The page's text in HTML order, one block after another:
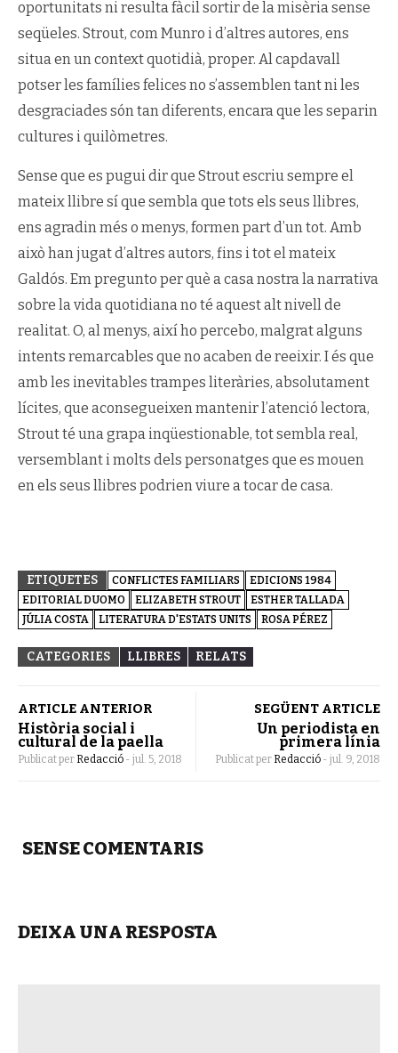
oportunitats ni resulta fàcil sortir de la misèria sense
seqüeles. Strout, com Munro i d’altres autores, ens
situa en un context quotidià, proper. Al capdavall
potser les famílies felices no s’assemblen tant ni les
desgraciades són tan diferents, encara que les separin
cultures i quilòmetres.
Sense que es pugui dir que Strout escriu sempre el
mateix llibre sí que sembla que tots els seus llibres,
ens agradin més o menys, formen part d’un tot. Amb
això han jugat d’altres autors, fins i tot el mateix
Galdós. Em pregunto per què a casa nostra la narrativa
sobre la vida quotidiana no té aquest alt nivell de
realitat. O, al menys, així ho percebo, malgrat alguns
intents remarcables que no acaben de reeixir. I és que
amb les inevitables trampes literàries, absolutament
lícites, que aconsegueixen mantenir l’atenció lectora,
Strout té una grapa inqüestionable, tot sembla real,
versemblant i molts dels personatges que es mouen
en els seus llibres podrien viure a tocar de casa.
ETIQUETES CONFLICTES FAMILIARS
EDICIONS 1984
EDITORIAL DUOMO
ELIZABETH STROUT
ESTHER TALLADA
JÚLIA COSTA
LITERATURA D'ESTATS UNITS ROSA PÉREZ
CATEGORIES LLIBRES RELATS
ARTICLE ANTERIOR
Història social i
cultural de la paella
Publicat per Redacció - jul. 5, 2018
SEGÜENT ARTICLE
Un periodista en
primera línia
Publicat per Redacció - jul. 9, 2018
SENSE COMENTARIS
DEIXA UNA RESPOSTA